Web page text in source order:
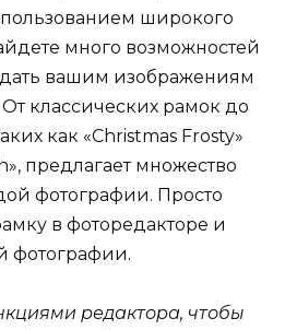
широкого
много возможностей
вашим изображениям
классических рамок до
как «Christmas Frosty»
предлагает множество
фотографии. Просто
в фоторедакторе и
фотографии.
редактора, чтобы